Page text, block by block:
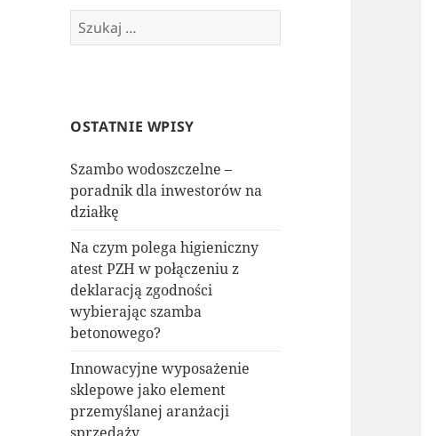
Szukaj:
OSTATNIE WPISY
Szambo wodoszczelne –
poradnik dla inwestorów na
działkę
Na czym polega higieniczny
atest PZH w połączeniu z
deklaracją zgodności
wybierając szamba
betonowego?
Innowacyjne wyposażenie
sklepowe jako element
przemyślanej aranżacji